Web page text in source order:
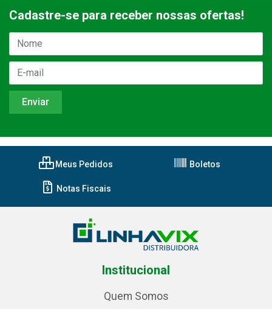
Cadastre-se para receber nossas ofertas!
Meus Pedidos Boletos
Notas Fiscais
Institucional
Quem Somos